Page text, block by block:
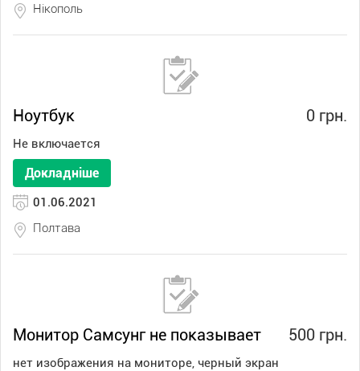
Нікополь
0 грн.
Ноутбук
Не включается
Докладніше
01.06.2021
Полтава
500 грн.
Монитор Самсунг не показывает
нет изображения на мониторе, черный экран